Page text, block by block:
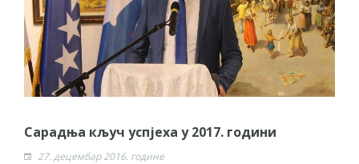
Сарадња кључ успјеха у 2017. години
27. децембар 2016. године